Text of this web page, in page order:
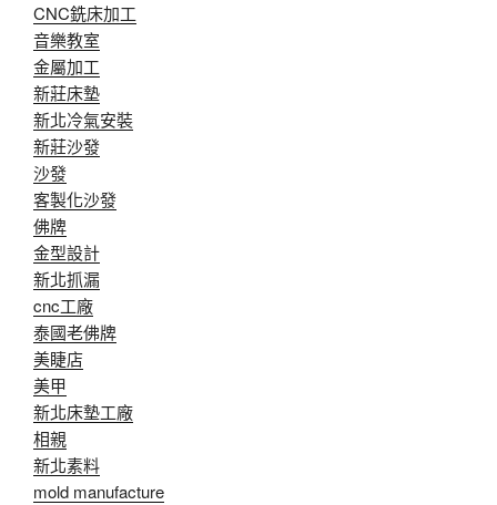
CNC銑床加工
音樂教室
金屬加工
新莊床墊
新北冷氣安裝
新莊沙發
沙發
客製化沙發
佛牌
金型設計
新北抓漏
cnc工廠
泰國老佛牌
美睫店
美甲
新北床墊工廠
相親
新北素料
mold manufacture